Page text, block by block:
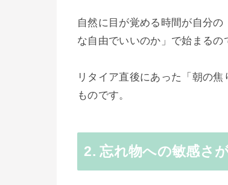
自然に目が覚める時間が自分
な自由でいいのか」で始まるの
リタイア直後にあった「朝の
ものです。
2. 忘れ物への敏感さ